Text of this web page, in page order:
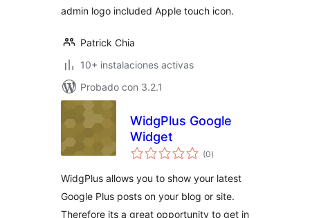
admin logo included Apple touch icon.
Patrick Chia
10+ instalaciones activas
Probado con 3.2.1
WidgPlus Google
Widget
(0total
de
)
WidgPlus allows you to show your latest
Google Plus posts on your blog or site.
Therefore its a great opportunity to get in